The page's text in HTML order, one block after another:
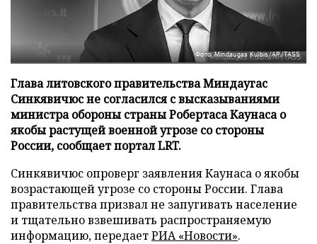
Фото: Mindaugas Kulbis/AP/TASS
Глава литовского правительства Миндаугас
Синкявичюс не согласился с высказываниями
министра обороны страны Робертаса Каунаса о
якобы растущей военной угрозе со стороны
России, сообщает портал LRT.
Синкявичюс опроверг заявления Каунаса о якобы
возрастающей угрозе со стороны России. Глава
правительства призвал не запугивать население
и тщательно взвешивать распространяемую
информацию, передаетРИА «Новости».